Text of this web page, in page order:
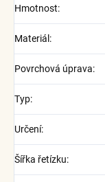
Hmotnost:
Materiál :
Povrchová úprava:
Typ:
Určení:
Šířka řetízku: